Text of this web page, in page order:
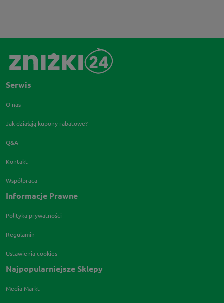
Serwis
O nas
Jak działają kupony rabatowe?
Q&A
Kontakt
Współpraca
Informacje Prawne
Polityka prywatności
Regulamin
Ustawienia cookies
Najpopularniejsze Sklepy
Media Markt